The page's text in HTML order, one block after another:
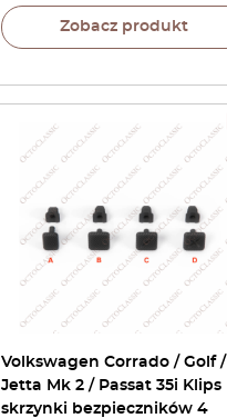
Zobacz produkt
Volkswagen Corrado / Golf /
Jetta Mk 2 / Passat 35i Klips
skrzynki bezpieczników 4